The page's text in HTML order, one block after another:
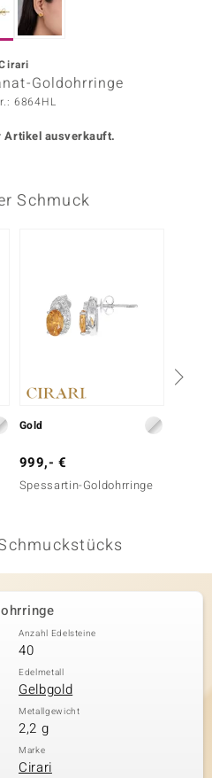
Goldohrringe
6864HL
Artikel ausverkauft.
Schmuck
Gold
999,- €
Spessartin-Goldohrringe
Anzahl Edelsteine
40
Edelmetall
Gelbgold
Metallgewicht
2,2 g
Marke
Cirari